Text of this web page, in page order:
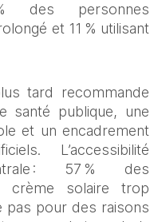
des personnes
et 11 % utilisant
tard recommande
santé publique, une
et un encadrement
L’accessibilité
: 57 % des
crème solaire trop
pas pour des raisons